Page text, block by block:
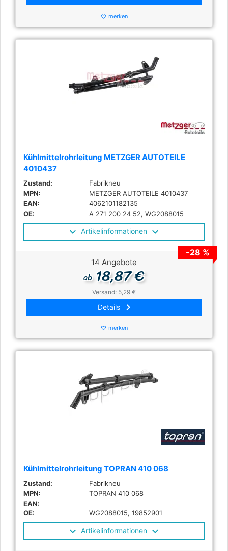
favorite_border merken
Kühlmittelrohrleitung METZGER AUTOTEILE
4010437
Zustand:
Fabrikneu
MPN:
METZGER AUTOTEILE 4010437
EAN:
4062101182135
OE:
A 271 200 24 52, WG2088015
Artikelinformationen
-28 %
14 Angebote
ab18,87 €
Versand: 5,29 €
Details keyboard_arrow_right
favorite_border merken
Kühlmittelrohrleitung TOPRAN 410 068
Zustand:
Fabrikneu
MPN:
TOPRAN 410 068
EAN:
OE:
WG2088015, 19852901
Artikelinformationen